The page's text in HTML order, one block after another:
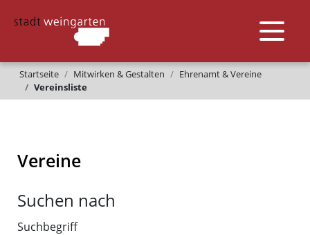
Startseite Mitwirken & Gestalten
Ehrenamt & Vereine
Vereinsliste
Vereine
Suchen nach
Suchbegriff